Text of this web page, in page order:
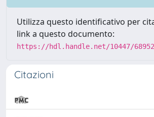
Utilizza questo identificativo per
link a questo documento:
https://hdl.handle.net/10447/
Citazioni